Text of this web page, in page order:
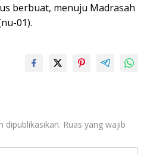
berbuat, menuju Madrasah
01).
dipublikasikan. Ruas yang wajib